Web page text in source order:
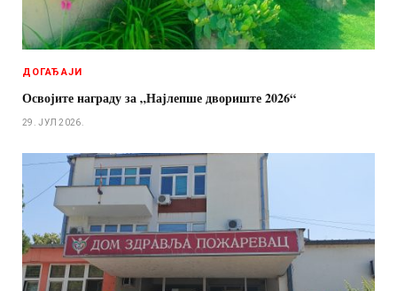
ДОГАЂАЈИ
Освојите награду за „Најлепше двориште 2026“
29. ЈУЛ 2026.